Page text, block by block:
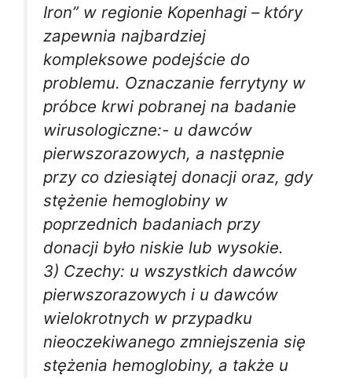
Iron” w regionie Kopenhagi – który
zapewnia najbardziej
kompleksowe podejście do
problemu. Oznaczanie ferrytyny w
próbce krwi pobranej na badanie
wirusologiczne:- u dawców
pierwszorazowych, a następnie
przy co dziesiątej donacji oraz, gdy
stężenie hemoglobiny w
poprzednich badaniach przy
donacji było niskie lub wysokie.
3) Czechy: u wszystkich dawców
pierwszorazowych i u dawców
wielokrotnych w przypadku
nieoczekiwanego zmniejszenia się
stężenia hemoglobiny, a także u